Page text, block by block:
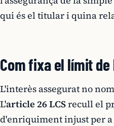
qui és el titular i quina
Com fixa el límit
L'interès assegurat no
L'article 26 LCSrecull el
d'enriquiment injust per a